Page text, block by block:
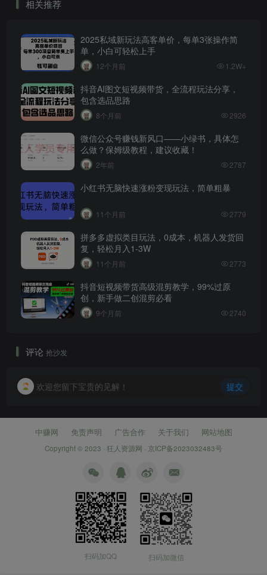
相关推荐
2025私域新玩法高客单价，每单3张操作简
单，小白可轻松上手
12个月前 1.2W+
抖音AI图文短视频带货，全流程玩法分享，
包含选品思路
8个月前 2926
微信公众号赚钱新风口——小绿书，具体怎
么做？保姆级教程，建议收藏！
2年前 2787
小红书无脑快速涨粉变现玩法，简单粗暴
11个月前 2779
拼多多虚拟类目玩法，0成本，机器人发货回
复，轻松月入1-3W
11个月前 2773
抖音短视频带货高级混剪教学，99%过原
创，新手做二创混剪必看
9个月前 2740
评论 抢沙发
欢迎您留下宝贵的见解！ 提交
中赚网 免责声明 广告合作 关于我们 网站地图
Copyright © 2023 · 狂人资源网 · 京ICP备2023032483号
扫码加QQ 扫码加微信